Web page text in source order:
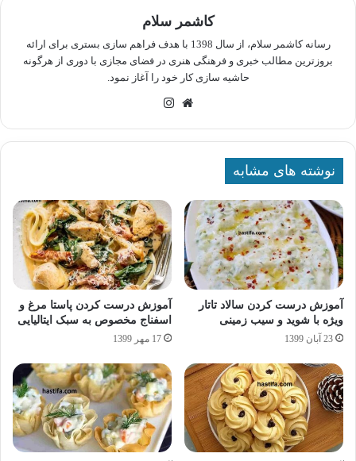
کاشمر سلام
رسانه کاشمر سلام، از سال 1398 با هدف فراهم سازی بستری برای ارائه
بروزترین مطالب خبری و فرهنگی هنری در فضای مجازی با دوری از هرگونه
حاشیه سازی کار خود را آغاز نمود.
وبسایت
نوشته های مشابه
آموزش درست کردن سالاد تاتار
ویژه با شوید و سیب زمینی
23 آبان 1399
آموزش درست کردن پاستا مرغ و
اسفناج مخصوص به سبک ایتالیایی
17 مهر 1399